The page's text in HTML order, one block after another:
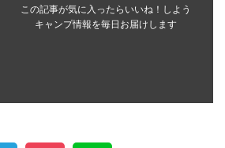
この記事が気に入ったらいいね！しよう
キャンプ情報を毎日お届けします